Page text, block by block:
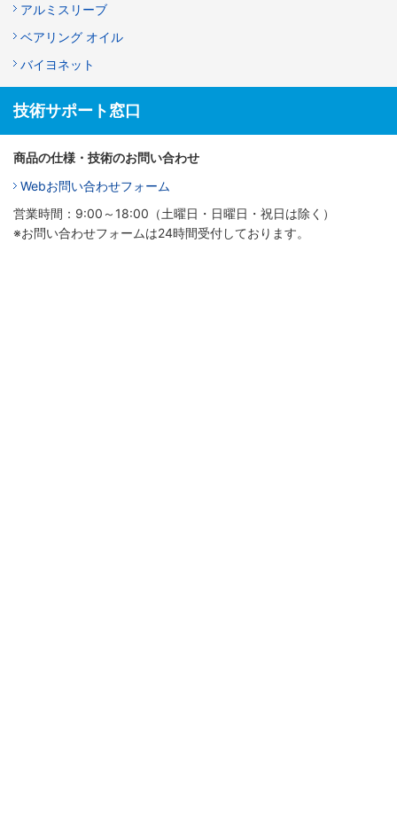
アルミスリーブ
ベアリング オイル
バイヨネット
技術サポート窓口
商品の仕様・技術のお問い合わせ
Webお問い合わせフォーム
営業時間：9:00～18:00（土曜日・日曜日・祝日は除く）
※お問い合わせフォームは24時間受付しております。